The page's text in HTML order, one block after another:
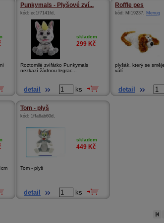
Punkymals - Plyšové zví...
kód: ec1f7141fd ,
skladem
299 Kč
Roztomilé zvířátko Punkymals
nezkazí žádnou legrac...
detail ks
Roffle pes
kód: MI19237, Menug
plyšák, který se
válí
detail
Tom - plyš
kód: 1ffa6ab60d ,
skladem
449 Kč
Tom - plyš
detail ks